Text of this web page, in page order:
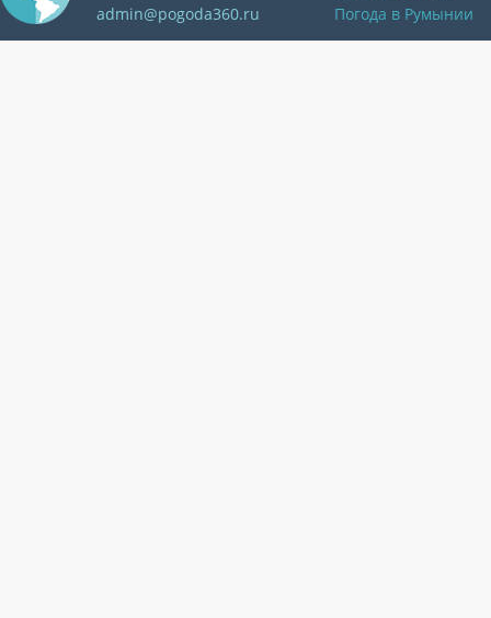
admin@pogoda360.ru
Погода в Румынии